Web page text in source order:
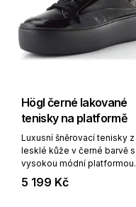
Högl černé lakované
tenisky na platformě
Luxusní šněrovací tenisky z
lesklé kůže v černé barvě s
vysokou módní platformou.
5 199 Kč